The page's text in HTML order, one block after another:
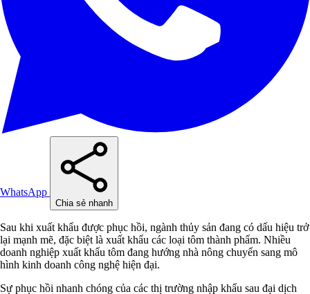
WhatsApp
Chia sẻ nhanh
Sau khi xuất khẩu được phục hồi, ngành thủy sản đang có dấu hiệu trở
lại mạnh mẽ, đặc biệt là xuất khẩu các loại tôm thành phẩm. Nhiều
doanh nghiệp xuất khẩu tôm đang hướng nhà nông chuyển sang mô
hình kinh doanh công nghệ hiện đại.
Sự phục hồi nhanh chóng của các thị trường nhập khẩu sau đại dịch